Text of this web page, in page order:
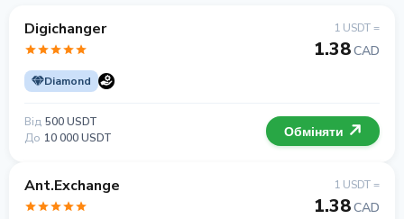
Digichanger
Diamond
1 USDT =
1.38CAD
Від 500 USDT
До 10 000 USDT Обміняти
Ant.Exchange 1 USDT =
1.38CAD